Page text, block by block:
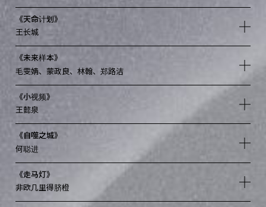
《天命计划》
王长城
《未来样本》
毛雯婧、蒙政良、林翰、郑路洁
《小视频》
王懿泉
《自噬之城》
何聪进
《走马灯》
非欧几里得脐橙